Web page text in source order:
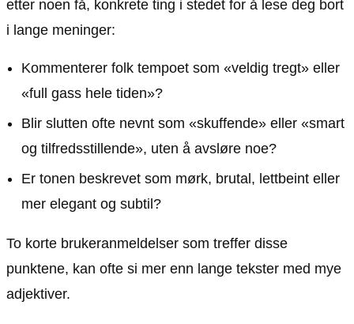
etter noen få, konkrete ting i stedet for å lese deg bort
i lange meninger:
Kommenterer folk tempoet som «veldig tregt» eller
«full gass hele tiden»?
Blir slutten ofte nevnt som «skuffende» eller «smart
og tilfredsstillende», uten å avsløre noe?
Er tonen beskrevet som mørk, brutal, lettbeint eller
mer elegant og subtil?
To korte brukeranmeldelser som treffer disse
punktene, kan ofte si mer enn lange tekster med mye
adjektiver.